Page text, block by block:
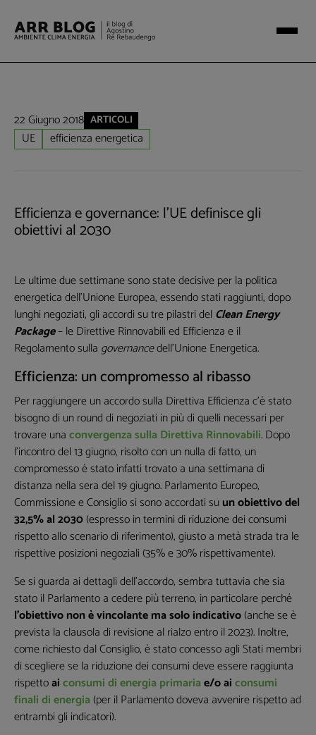
22 Giugno 2018 ARTICOLI
UE efficienza energetica
Efficienza e governance: l'UE definisce gli
obiettivi al 2030
Le ultime due settimane sono state decisive per la politica
energetica dell’Unione Europea, essendo stati raggiunti, dopo
lunghi negoziati, gli accordi su tre pilastri del Clean Energy
Package– le Direttive Rinnovabili ed Efficienza e il
Regolamento sullagovernancedell’Unione Energetica.
Efficienza: un compromesso al ribasso
Per raggiungere un accordo sulla Direttiva Efficienza c’è stato
bisogno di un round di negoziati in più di quelli necessari per
trovare unaconvergenza sulla Direttiva Rinnovabili. Dopo
l’incontro del 13 giugno, risolto con un nulla di fatto, un
compromesso è stato infatti trovato a una settimana di
distanza nella sera del 19 giugno. Parlamento Europeo,
Commissione e Consiglio si sono accordati suun obiettivo del
32,5% al 2030(espresso in termini di riduzione dei consumi
rispetto allo scenario di riferimento), giusto a metà strada tra le
rispettive posizioni negoziali (35% e 30% rispettivamente).
Se si guarda ai dettagli dell’accordo, sembra tuttavia che sia
stato il Parlamento a cedere più terreno, in particolare perché
l’obiettivo non è vincolante ma solo indicativo(anche se è
prevista la clausola di revisione al rialzo entro il 2023). Inoltre,
come richiesto dal Consiglio, è stato concesso agli Stati membri
di scegliere se la riduzione dei consumi deve essere raggiunta
rispettoaiconsumi di energia primariae/o aiconsumi
finali di energia (per il Parlamento doveva avvenire rispetto ad
entrambi gli indicatori).